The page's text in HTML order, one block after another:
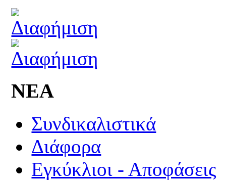
ΝΕΑ
Συνδικαλιστικά
Διάφορα
Εγκύκλιοι - Αποφάσεις